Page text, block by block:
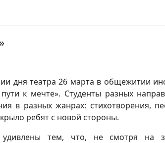
дня театра 26 марта в общежитии
к мечте». Студенты разных
в разных жанрах: стихотворения,
ребят с новой стороны.
тем, что, не смотря на